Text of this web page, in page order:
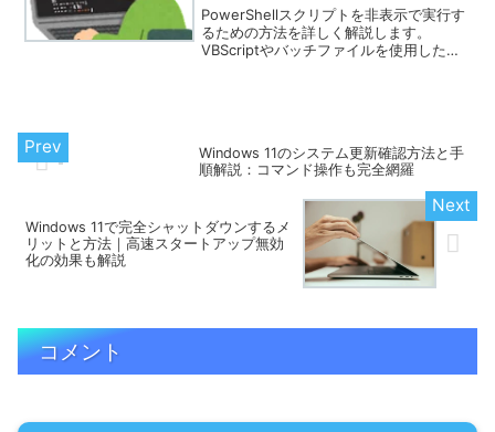
PowerShellスクリプトを非表示で実行す
るための方法を詳しく解説します。
VBScriptやバッチファイルを使用した手
Windows 11のシステム更新確認方法と手
順解説：コマンド操作も完全網羅
Windows 11で完全シャットダウンするメ
リットと方法｜高速スタートアップ無効
化の効果も解説
コメント